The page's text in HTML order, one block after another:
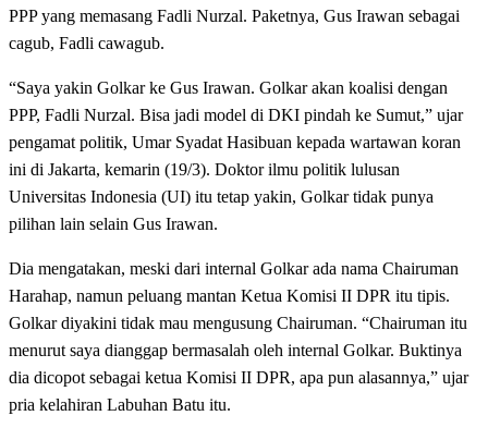
PPP yang memasang Fadli Nurzal. Paketnya, Gus Irawan sebagai
cagub, Fadli cawagub.
“Saya yakin Golkar ke Gus Irawan. Golkar akan koalisi dengan
PPP, Fadli Nurzal. Bisa jadi model di DKI pindah ke Sumut,” ujar
pengamat politik, Umar Syadat Hasibuan kepada wartawan koran
ini di Jakarta, kemarin (19/3). Doktor ilmu politik lulusan
Universitas Indonesia (UI) itu tetap yakin, Golkar tidak punya
pilihan lain selain Gus Irawan.
Dia mengatakan, meski dari internal Golkar ada nama Chairuman
Harahap, namun peluang mantan Ketua Komisi II DPR itu tipis.
Golkar diyakini tidak mau mengusung Chairuman. “Chairuman itu
menurut saya dianggap bermasalah oleh internal Golkar. Buktinya
dia dicopot sebagai ketua Komisi II DPR, apa pun alasannya,” ujar
pria kelahiran Labuhan Batu itu.